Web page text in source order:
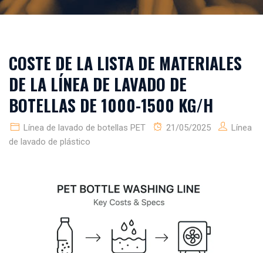
COSTE DE LA LISTA DE MATERIALES
DE LA LÍNEA DE LAVADO DE
BOTELLAS DE 1000-1500 KG/H
Línea de lavado de botellas PET 21/05/2025
Línea
de lavado de plástico